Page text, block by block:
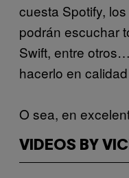
cuesta Spotify,
podrán escuchar
Swift, entre
hacerlo en
O sea, en
VIDEOS BY